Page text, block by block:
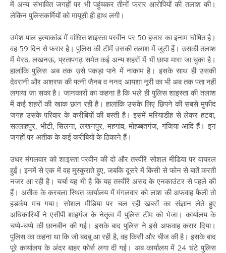
में अन्य संभावित जगहों पर भी पहुंचकर तीनों फरार आरोपियों की तलाश की।
लेकिन पुलिसकर्मियों को मायूसी ही हाथ लगी।
उमेश पाल हत्याकांड में वांछित शाइस्ता परवीन पर 50 हजार का इनाम घोषित है।
वह 59 दिन से फरार है। पुलिस की टीमें उसकी तलाश में जुटी हैं। उसकी तलाश
में मेरठ, लखनऊ, प्रतापगढ़ समेत कई अन्य शहरों में भी छापा मारा जा चुका है।
हालांकि पुलिस अब तक उसे पकड़ा पाने में नाकाम है। इसके साथ ही उसकी
देवरानी और अशरफ की पत्नी जैनब व ननद आयशा नूरी का भी अब तक पता नहीं
लगाया जा सका है। जानकारों का कहना है कि भले ही पुलिस शाइस्ता की तलाश
में कई शहरों की खाक छान रही है। हालांकि उसके लिए छिपने की सबसे मुफीद
जगह उसके परिवार के करीबियों की बस्ती है। इसमें मरियाडीह से लेकर हटवा,
सल्लाहपुर, भीटी, सिलना, लखनपुर, महगांव, मोहब्बतगंज, गंजिया आदि हैं। इन
जगहों पर अतीक के कई करीबियों के ठिकाने हैं।
उधर मंगलवार को शाइस्ता परवीन की दो और तस्वीरें सोशल मीडिया पर वायरल
हुईं। इनमें से एक में वह मुस्कुराते हुए, जबकि दूसरे में किसी से फोन से बातें करती
नजर आ रही है। चर्चा यह भी है कि यह तस्वीरें असद के एनकाउंटर से पहले की
हैं। अतीक के करबला स्थित कार्यालय में मंगलवार को लाश की अफवाह फैली तो
हड़कंप मच गया। सोशल मीडिया पर चल रही खबरों का संज्ञान लेते हुए
अधिकारियों ने एसीपी शाहगंज के नेतृत्व में पुलिस टीम को भेजा। कार्यालय के
चप्पे-चप्पे की छानबीन की गई। इसके बाद पुलिस ने इसे अफवाह करार दिया।
पुलिस का कहना था कि जो बदबू आ रही है, वह किसी और चीज की है। इसके बाद
पूरे कार्यालय के अंदर बाहर फोर्स लगा दी गई। अब कार्यालय में 24 घंटे पुलिस